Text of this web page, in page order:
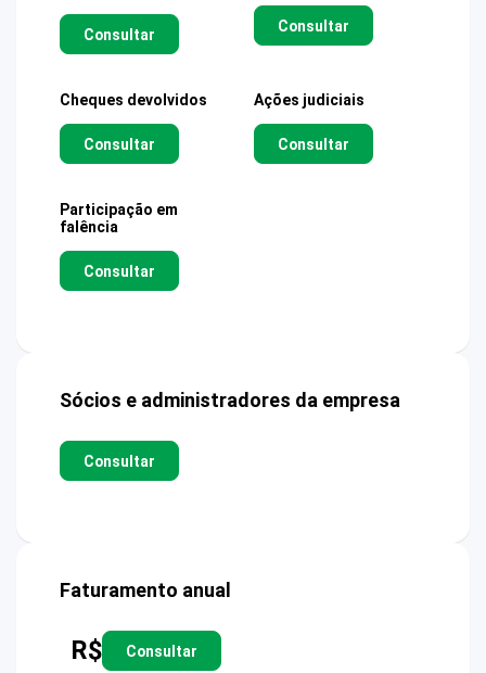
Consultar Consultar
Cheques devolvidos
Consultar
Ações judiciais
Consultar
Participação em
falência
Consultar
Sócios e administradores da empresa
Consultar
Faturamento anual
R$ Consultar